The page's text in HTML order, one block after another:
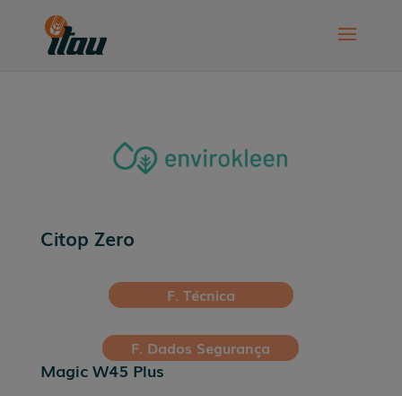
Citop Zero
F. Técnica
F. Dados Segurança
Magic W45 Plus